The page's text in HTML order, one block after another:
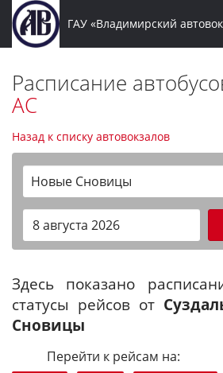
ГАУ «Владимирский
Расписание
АС
Назад к списку автовокзалов
Новые Сновицы
Здесь показано
статусы рейсов от
Сновицы
Перейти к рейсам на: